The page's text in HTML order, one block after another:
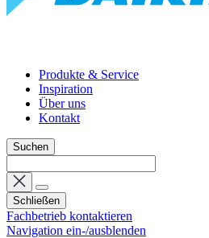
Produkte & Service
Inspiration
Über uns
Kontakt
Suchen
Schließen
Fachbetrieb kontaktieren
Navigation ein-/ausblenden